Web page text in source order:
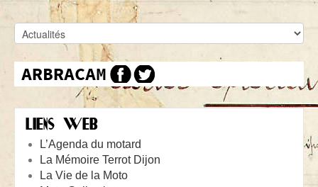
LIENS WEB
L’Agenda du motard
La Mémoire Terrot Dijon
La Vie de la Moto